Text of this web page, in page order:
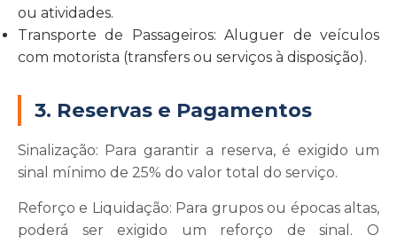
ou atividades.
Transporte de Passageiros: Aluguer de veículos
com motorista (transfers ou serviços à disposição).
3. Reservas e Pagamentos
Sinalização: Para garantir a reserva, é exigido um
sinal mínimo de 25% do valor total do serviço.
Reforço e Liquidação: Para grupos ou épocas altas,
poderá ser exigido um reforço de sinal. O